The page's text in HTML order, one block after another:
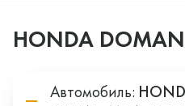
HONDA
Автомобиль: